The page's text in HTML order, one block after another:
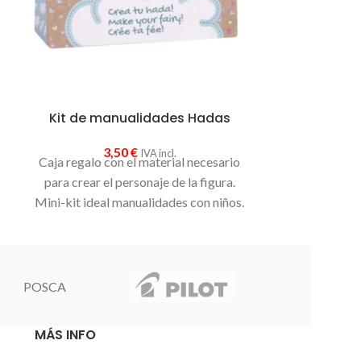
Kit de manualidades Hadas
3,50€ IVA incl.
Caja regalo con el material necesario
para crear el personaje de la figura.
Mini-kit ideal manualidades con niños.
POSCA
MÁS INFO